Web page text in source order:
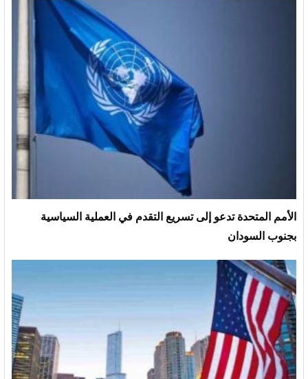
الأمم المتحدة تدعو إلى تسريع التقدم في العملية السياسية
بجنوب السودان